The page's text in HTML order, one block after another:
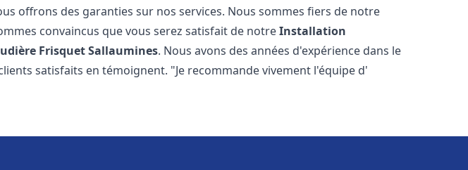
offrons des garanties sur nos services. Nous sommes fiers de notre
convaincus que vous serez satisfait de notreInstallation
FrisquetSallaumines. Nous avons des années d'expérience dans le
satisfaits en témoignent. "Je recommande vivement l'équipe d'